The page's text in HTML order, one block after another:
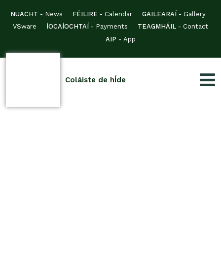
NUACHT - News FÉILIRE - Calendar GAILEARAÍ - Gallery
VSware
ÍOCAÍOCHTAÍ - Payments TEAGMHÁIL - Contact
AIP - App
Coláiste de hÍde